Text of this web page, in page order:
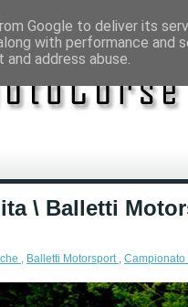
\ Balletti
, Balletti Motorsport , Campionato
Google to deliver its
with performance
address abuse.